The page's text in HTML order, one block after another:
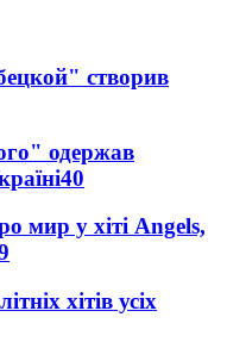
створив
одержав
40
мир у хіті Angels,
хітів усіх